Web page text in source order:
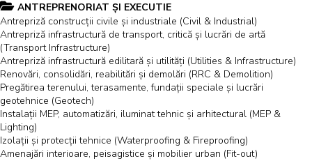
ANTREPRENORIAT ȘI EXECUTIE
Antrepriză construcții civile și industriale (Civil & Industrial)
Antrepriză infrastructură de transport, critică și lucrări de artă
(Transport Infrastructure)
Antrepriză infrastructură edilitară și utilități (Utilities & Infrastructure)
Renovări, consolidări, reabilitări și demolări (RRC & Demolition)
Pregătirea terenului, terasamente, fundații speciale și lucrări
geotehnice (Geotech)
Instalații MEP, automatizări, iluminat tehnic și arhitectural (MEP &
Lighting)
Izolații și protecții tehnice (Waterproofing & Fireproofing)
Amenajări interioare, peisagistice și mobilier urban (Fit-out)